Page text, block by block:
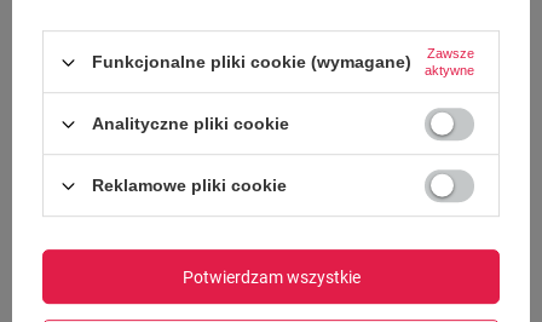
Jeśli mimo regularnego mycia pojawia się osad lub nieprzyjemny
oczyszczona z ciepłą wodą doskonale neutralizuje zapachy i
pomaga usunąć lekkie zabrudzenia bez ryzyka uszkodzenia
wnętrza kubka.
wystarczy krótka kąpiel wnętrza kubka, a następnie dokładne
wypłukanie. Po każdym takim czyszczeniu bardzo ważne jest
pozostawienie kubka do całkowitego wyschnięcia, najlepiej z
Funkcjonalne pliki cookie (wymagane)
Zawsze
aktywne
Analityczne pliki cookie
Reklamowe pliki cookie
Potwierdzam wszystkie